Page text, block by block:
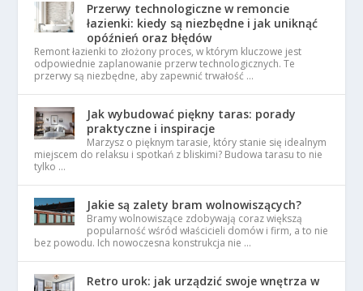
Przerwy technologiczne w remoncie
łazienki: kiedy są niezbędne i jak uniknąć
opóźnień oraz błędów
Remont łazienki to złożony proces, w którym kluczowe jest
odpowiednie zaplanowanie przerw technologicznych. Te
przerwy są niezbędne, aby zapewnić trwałość …
Jak wybudować piękny taras: porady
praktyczne i inspiracje
Marzysz o pięknym tarasie, który stanie się idealnym
miejscem do relaksu i spotkań z bliskimi? Budowa tarasu to nie
tylko …
Jakie są zalety bram wolnowiszących?
Bramy wolnowiszące zdobywają coraz większą
popularność wśród właścicieli domów i firm, a to nie
bez powodu. Ich nowoczesna konstrukcja nie …
Retro urok: jak urządzić swoje wnętrza w